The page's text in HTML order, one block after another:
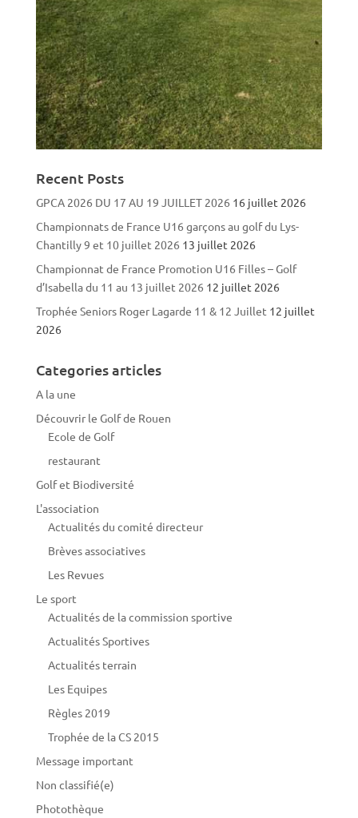
Recent Posts
GPCA 2026 DU 17 AU 19 JUILLET 2026 16 juillet 2026
Championnats de France U16 garçons au golf du Lys-
Chantilly 9 et 10 juillet 2026 13 juillet 2026
Championnat de France Promotion U16 Filles – Golf
d’Isabella du 11 au 13 juillet 2026 12 juillet 2026
Trophée Seniors Roger Lagarde 11 & 12 Juillet 12 juillet
2026
Categories articles
A la une
Découvrir le Golf de Rouen
Ecole de Golf
restaurant
Golf et Biodiversité
L'association
Actualités du comité directeur
Brèves associatives
Les Revues
Le sport
Actualités de la commission sportive
Actualités Sportives
Actualités terrain
Les Equipes
Règles 2019
Trophée de la CS 2015
Message important
Non classifié(e)
Photothèque